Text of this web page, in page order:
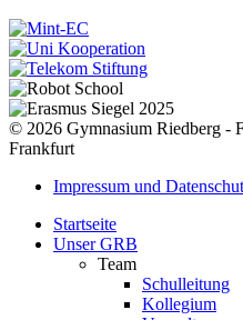
© 2026 Gymnasium Riedberg -
Frankfurt
Impressum und
Startseite
Unser GRB
Team
Schulleitung
Kollegium